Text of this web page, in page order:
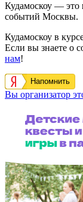
Кудамоскоу — это
событий Москвы.
Кудамоскоу в
Если вы знаете о
нам!
Напомнить
Вы организатор